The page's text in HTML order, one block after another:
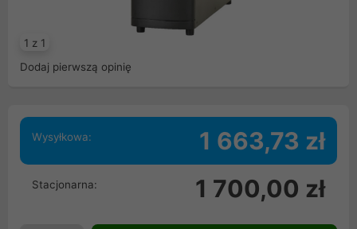
1 z 1
Dodaj pierwszą opinię
Wysyłkowa: 1 663,73 zł
Stacjonarna: 1 700,00 zł